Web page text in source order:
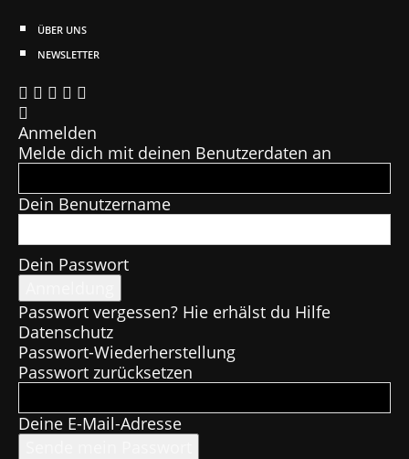
ÜBER UNS
NEWSLETTER
Anmelden
Melde dich mit deinen Benutzerdaten an
Dein Benutzername
Dein Passwort
Passwort vergessen? Hie erhälst du Hilfe
Datenschutz
Passwort-Wiederherstellung
Passwort zurücksetzen
Deine E-Mail-Adresse